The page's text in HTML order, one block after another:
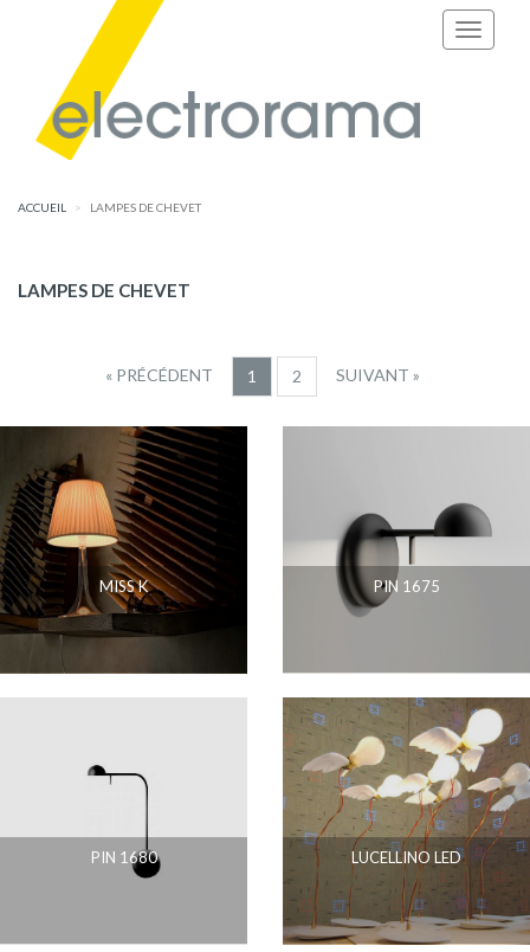
ACCUEIL LAMPES DE CHEVET
LAMPES DE CHEVET
« PRÉCÉDENT 1 2 SUIVANT »
MISS K PIN 1675
PIN 1680 LUCELLINO LED